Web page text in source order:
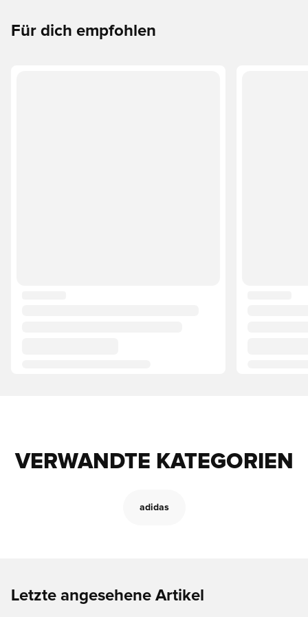
Für dich empfohlen
VERWANDTE KATEGORIEN
adidas
Letzte angesehene Artikel